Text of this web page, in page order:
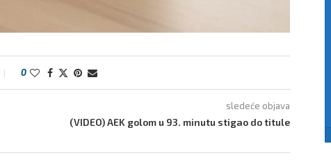
0
sledeće objava
(VIDEO) AEK golom u 93. minutu stigao do titule